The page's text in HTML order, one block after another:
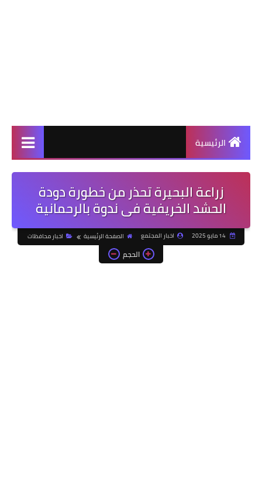
الرئيسية
زراعة البحيرة تحذر من خطورة دودة
الحشد الخريفية فى ندوة بالرحمانية
14 مايو 2025 اخبار المجتمع الصفحة الرئيسية اخبار محافظات
الحجم